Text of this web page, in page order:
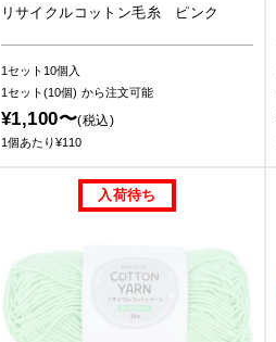
リサイクルコットン毛糸 ピンク
1セット10個入
1セット(10個) から注文可能
¥1,100〜(税込)
1個あたり¥110